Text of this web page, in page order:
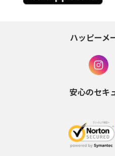
ハッピーメ
安心のセキ